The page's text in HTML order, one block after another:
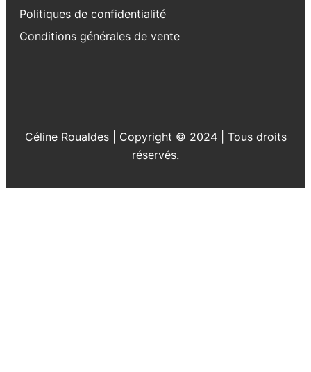
Politiques de confidentialité
Conditions générales de vente
Céline Roualdes | Copyright © 2024 | Tous droits
réservés.